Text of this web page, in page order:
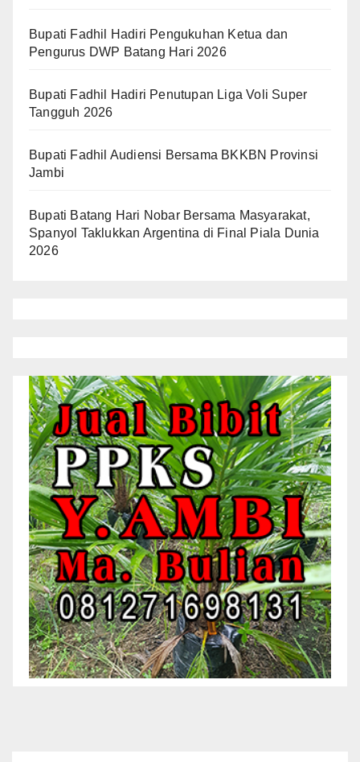
Bupati Fadhil Hadiri Pengukuhan Ketua dan
Pengurus DWP Batang Hari 2026
Bupati Fadhil Hadiri Penutupan Liga Voli Super
Tangguh 2026
Bupati Fadhil Audiensi Bersama BKKBN Provinsi
Jambi
Bupati Batang Hari Nobar Bersama Masyarakat,
Spanyol Taklukkan Argentina di Final Piala Dunia
2026